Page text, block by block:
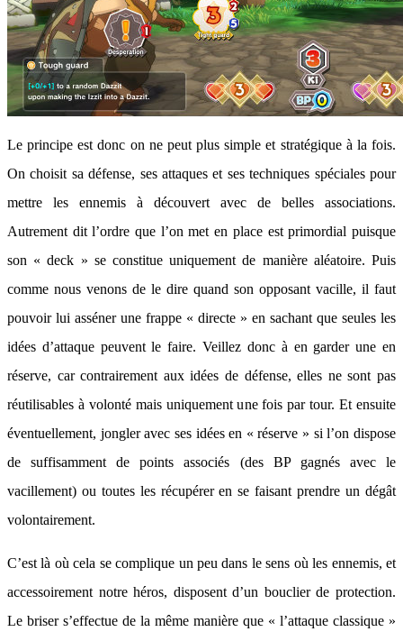
Le principe est donc on ne peut plus simple et stratégique à la fois.
On choisit sa défense, ses attaques et ses techniques spéciales pour
mettre les ennemis à découvert avec de belles associations.
Autrement dit l’ordre que l’on met en place est primordial puisque
son « deck » se constitue uniquement de manière aléatoire. Puis
comme nous venons de le dire quand son opposant vacille, il faut
pouvoir lui asséner une frappe « directe » en sachant que seules les
idées d’attaque peuvent le faire. Veillez donc à en garder une en
réserve, car contrairement aux idées de défense, elles ne sont pas
réutilisables à volonté mais uniquement une fois par tour. Et ensuite
éventuellement, jongler avec ses idées en « réserve » si l’on dispose
de suffisamment de points associés (des BP gagnés avec le
vacillement) ou toutes les récupérer en se faisant prendre un dégât
volontairement.
C’est là où cela se complique un peu dans le sens où les ennemis, et
accessoirement notre héros, disposent d’un bouclier de protection.
Le briser s’effectue de la même manière que « l’attaque classique »